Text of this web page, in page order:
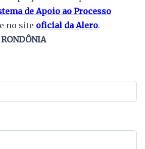
de Apoio ao Processo
e no site oficial da Alero.